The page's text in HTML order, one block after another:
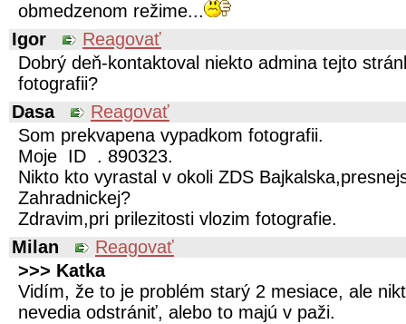
obmedzenom režime...
Igor
Reagovať
Dobrý deň-kontaktoval niekto admina tejto
fotografii?
Dasa
Reagovať
Som prekvapena vypadkom fotografii.
Moje ID . 890323.
Nikto kto vyrastal v okoli ZDS
Zahradnickej?
Zdravim,pri prilezitosti vlozim fotografie.
Milan
Reagovať
>>> Katka
Vidím, že to je problém starý 2 mesiace, ale
nevedia odstrániť, alebo to majú v paži.